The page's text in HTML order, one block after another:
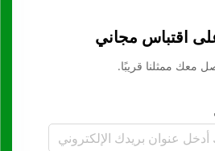
اقتباس مجاني
معك ممثلنا قريبًا.